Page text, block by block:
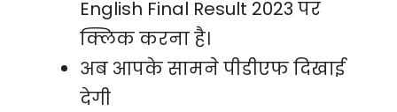
English Final Result 2023 पर
क्लिक करना है।
अब आपके सामने पीडीएफ दिखाई
देगी